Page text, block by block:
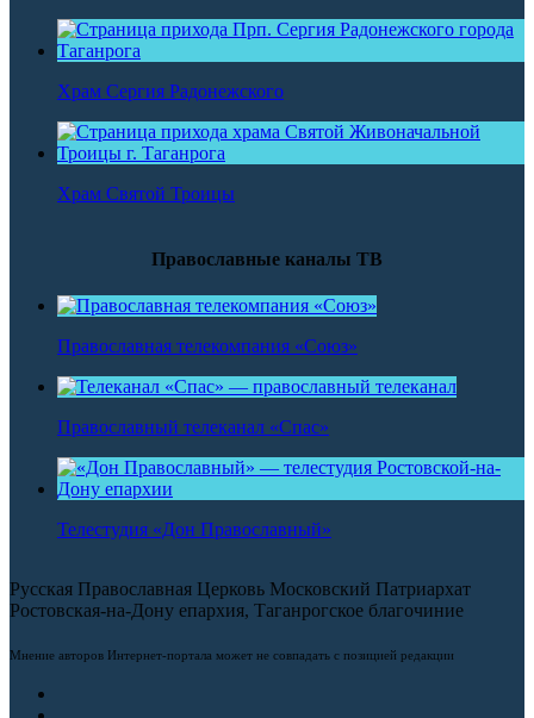
Храм Сергия Радонежского
Храм Святой Троицы
Православные каналы ТВ
Православная телекомпания «Союз»
Православный телеканал «Спас»
Телестудия «Дон Православный»
Русская Православная Церковь Московский Патриархат
Ростовская-на-Дону епархия, Таганрогское благочиние
Мнение авторов Интернет-портала может не совпадать с позицией редакции